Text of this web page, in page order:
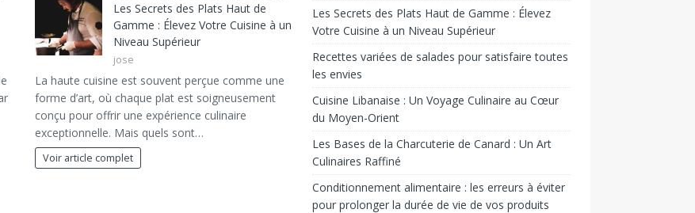
Les Secrets des Plats Haut de
Gamme : Élevez Votre Cuisine à un
Niveau Supérieur
jose
La haute cuisine est souvent perçue comme une
forme d’art, où chaque plat est soigneusement
conçu pour offrir une expérience culinaire
exceptionnelle. Mais quels sont…
Voir article complet
Les Secrets des Plats Haut de Gamme : Élevez
Votre Cuisine à un Niveau Supérieur
Recettes variées de salades pour satisfaire toutes
les envies
Cuisine Libanaise : Un Voyage Culinaire au Cœur
du Moyen-Orient
Les Bases de la Charcuterie de Canard : Un Art
Culinaires Raffiné
Conditionnement alimentaire : les erreurs à éviter
pour prolonger la durée de vie de vos produits